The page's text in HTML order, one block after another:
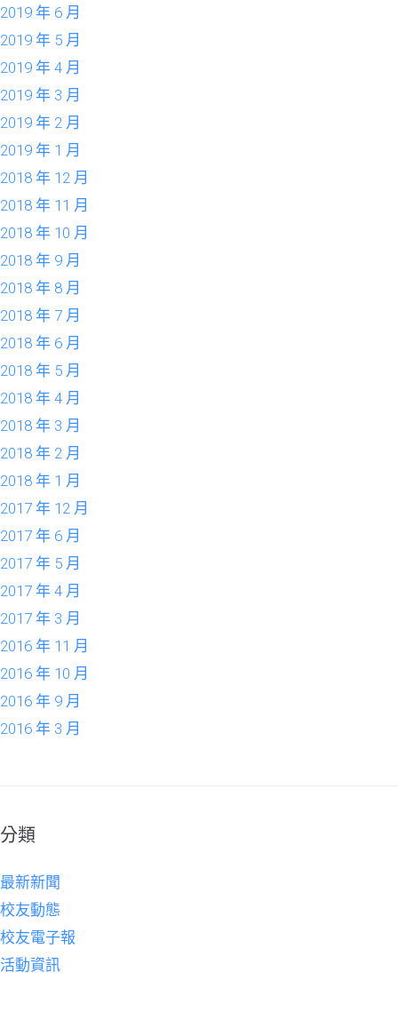
2019 年 6 月
2019 年 5 月
2019 年 4 月
2019 年 3 月
2019 年 2 月
2019 年 1 月
2018 年 12 月
2018 年 11 月
2018 年 10 月
2018 年 9 月
2018 年 8 月
2018 年 7 月
2018 年 6 月
2018 年 5 月
2018 年 4 月
2018 年 3 月
2018 年 2 月
2018 年 1 月
2017 年 12 月
2017 年 6 月
2017 年 5 月
2017 年 4 月
2017 年 3 月
2016 年 11 月
2016 年 10 月
2016 年 9 月
2016 年 3 月
分類
最新新聞
校友動態
校友電子報
活動資訊